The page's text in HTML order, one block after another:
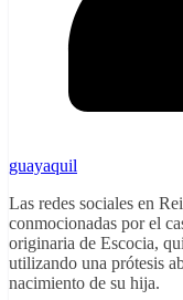
guayaquil
Las redes sociales en
conmocionadas por el
originaria de Escocia,
utilizando una prótesis
nacimiento de su hija.